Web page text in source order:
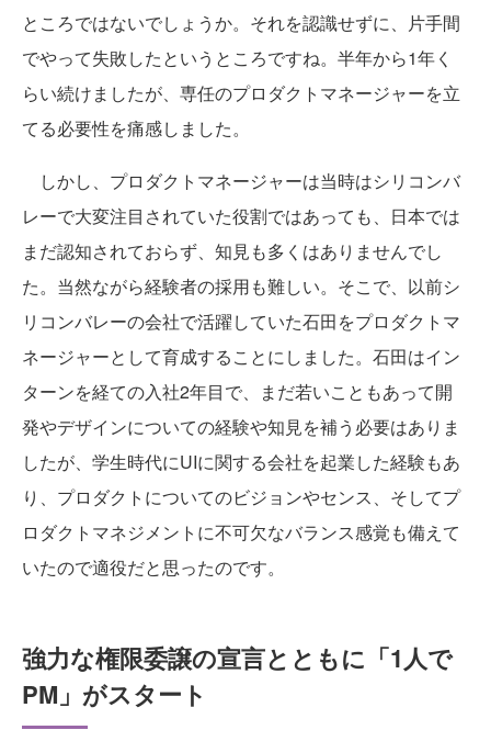
ところではないでしょうか。それを認識せずに、片手間
でやって失敗したというところですね。半年から1年く
らい続けましたが、専任のプロダクトマネージャーを立
てる必要性を痛感しました。
しかし、プロダクトマネージャーは当時はシリコンバ
レーで大変注目されていた役割ではあっても、日本では
まだ認知されておらず、知見も多くはありませんでし
た。当然ながら経験者の採用も難しい。そこで、以前シ
リコンバレーの会社で活躍していた石田をプロダクトマ
ネージャーとして育成することにしました。石田はイン
ターンを経ての入社2年目で、まだ若いこともあって開
発やデザインについての経験や知見を補う必要はありま
したが、学生時代にUIに関する会社を起業した経験もあ
り、プロダクトについてのビジョンやセンス、そしてプ
ロダクトマネジメントに不可欠なバランス感覚も備えて
いたので適役だと思ったのです。
強力な権限委譲の宣言とともに「1人で
PM」がスタート